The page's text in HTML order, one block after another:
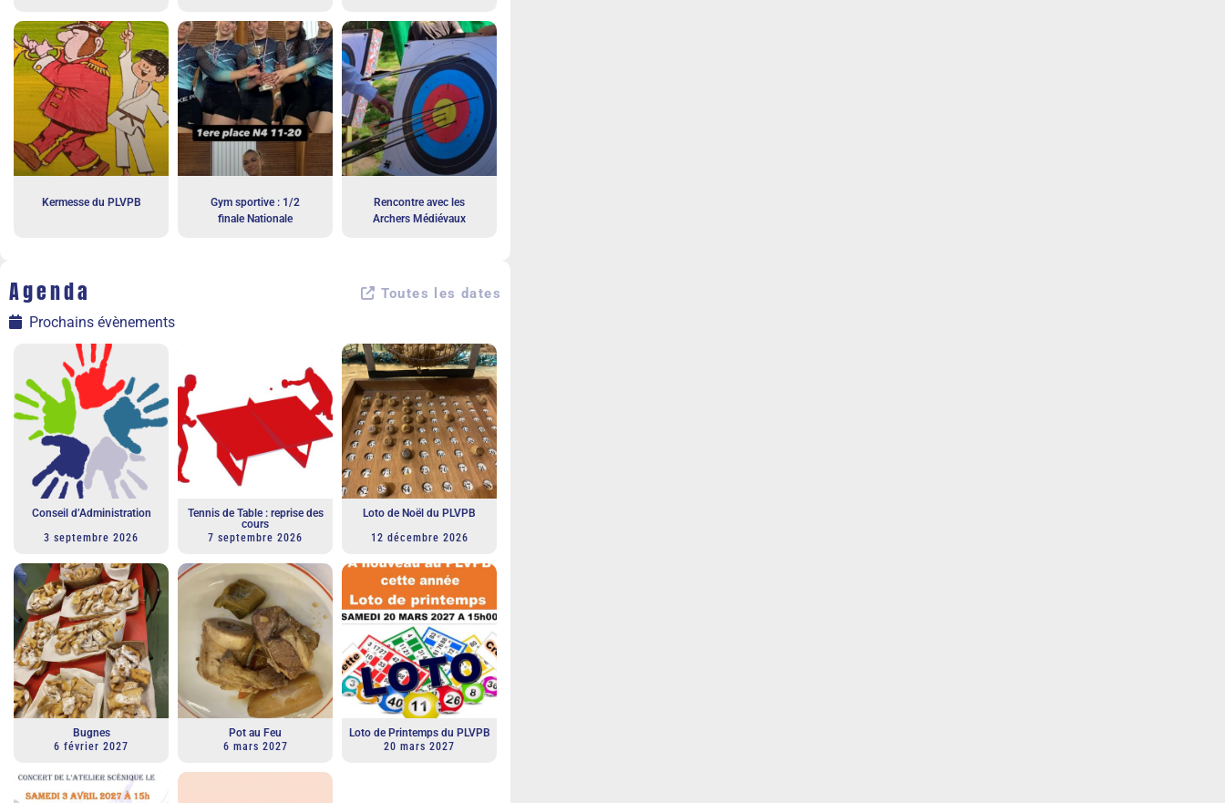
Kermesse du PLVPB
Gym sportive : 1/2
finale Nationale
Rencontre avec les
Archers Médiévaux
Agenda Toutes les dates
Prochains évènements
Conseil d’Administration
3 septembre 2026
Tennis de Table : reprise des
cours
7 septembre 2026
Loto de Noël du PLVPB
12 décembre 2026
Bugnes
6 février 2027
Pot au Feu
6 mars 2027
Loto de Printemps du PLVPB
20 mars 2027